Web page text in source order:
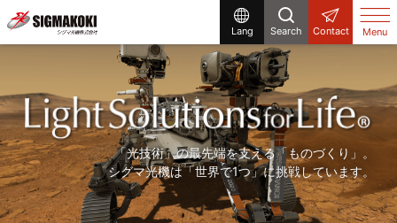
Lang Search Contact Menu
まだ世の中にないものを「光」で創る。
シグマ光機は「光」で社会に貢献しています。
「光技術」の最先端を支える「ものづくり」。
シグマ光機は「世界で1つ」に挑戦しています。
研究開発から生産設備まで、
シグマ光機は「光」で解決する企業です。
「精度の高い製品を、より早く」。
常に「挑戦」をしていく、それが私たちシグマ光機です。